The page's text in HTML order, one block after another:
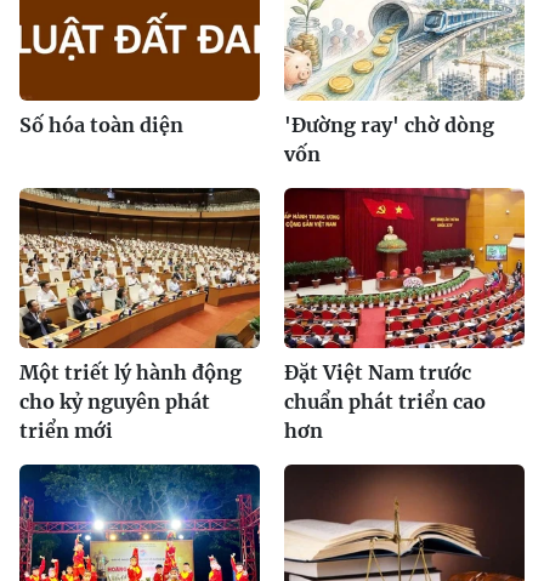
Số hóa toàn diện
'Đường ray' chờ dòng
vốn
Một triết lý hành động
cho kỷ nguyên phát
triển mới
Đặt Việt Nam trước
chuẩn phát triển cao
hơn